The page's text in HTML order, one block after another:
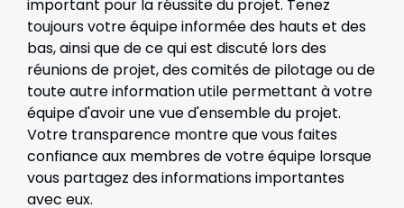
important pour la réussite du projet. Tenez
toujours votre équipe informée des hauts et des
bas, ainsi que de ce qui est discuté lors des
réunions de projet, des comités de pilotage ou de
toute autre information utile permettant à votre
équipe d'avoir une vue d'ensemble du projet.
Votre transparence montre que vous faites
confiance aux membres de votre équipe lorsque
vous partagez des informations importantes
avec eux.